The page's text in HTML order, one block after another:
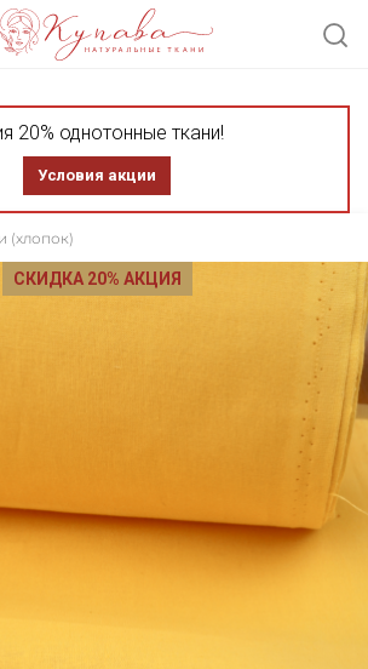
20% однотонные ткани!
Условия акции
(хлопок)
СКИДКА 20% АКЦИЯ